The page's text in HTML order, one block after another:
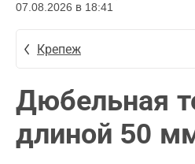
07.08.2026 в 18:41
Крепеж
Дюбельная
длиной 50